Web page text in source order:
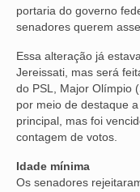
portaria do governo
senadores querem
Essa alteração já
Jereissati, mas será
do PSL, Major Olímpio
por meio de destaque
principal, mas foi
contagem de votos.
Idade mínima
Os senadores